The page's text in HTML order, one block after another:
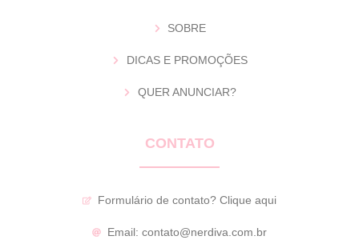
SOBRE
DICAS E PROMOÇÕES
QUER ANUNCIAR?
CONTATO
Formulário de contato?Clique aqui
Email: contato@nerdiva.com.br